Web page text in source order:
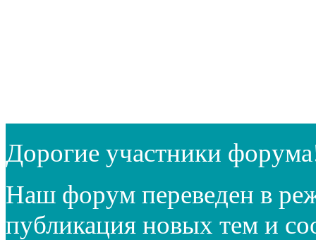
Дорогие участники
Наш форум переведен в
публикация новых тем и